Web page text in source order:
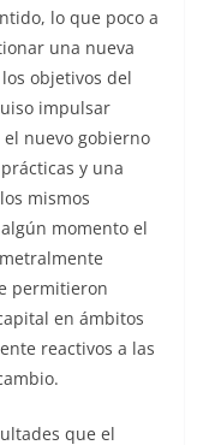
lo que poco a
una nueva
objetivos del
impulsar
nuevo gobierno
y una
mismos
momento el
permitieron
en ámbitos
reactivos a las
que el